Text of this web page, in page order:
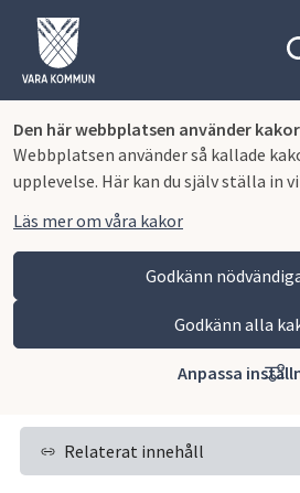
Den här webbplatsen använder kakor
Webbplatsen använder så kallade
upplevelse. Här kan du själv ställa in
Läs mer om våra kakor
Godkänn
Godkänn alla
Anpassa
Vara kommun
Omsorg och stöd
Dödsfall och begravning
Relaterat innehåll